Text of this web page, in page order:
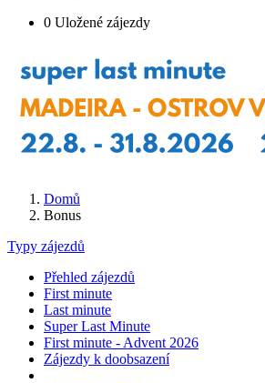
0 Uložené zájezdy
Domů
Bonus
Typy zájezdů
Přehled zájezdů
First minute
Last minute
Super Last Minute
First minute - Advent 2026
Zájezdy k doobsazení